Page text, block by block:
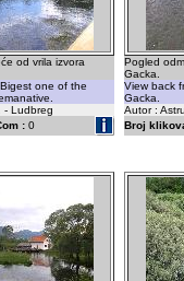
od vrila izvora
one of the
- Ludbreg
: 0
Pogled
Gacka.
View back
Gacka.
Autor :
Broj